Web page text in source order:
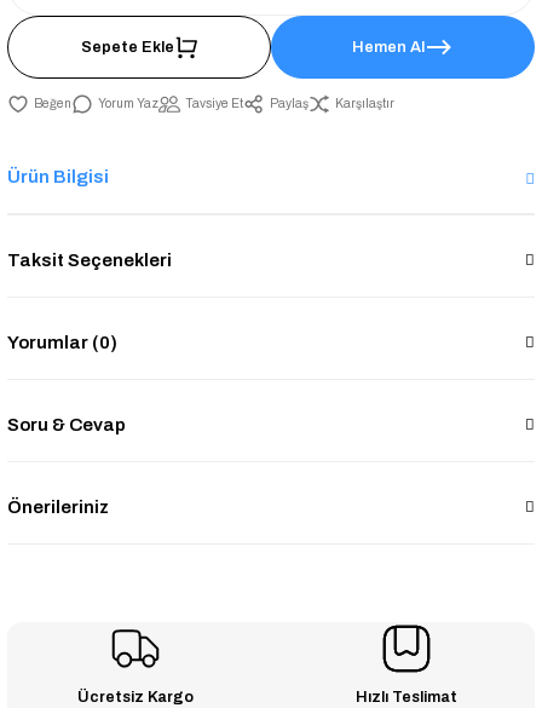
Sepete Ekle Hemen Al
Yorum Yaz Tavsiye Et Paylaş Karşılaştır
Ürün Bilgisi
Taksit Seçenekleri
Yorumlar (0)
Soru & Cevap
Önerileriniz
Ücretsiz Kargo Hızlı Teslimat